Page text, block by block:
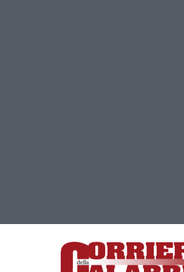
Lamezia Terme (CZ)
responsabile Paola Militano |Privacy